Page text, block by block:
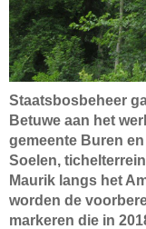
Staatsbosbeheer
Betuwe aan het
gemeente Buren
Soelen,
Maurik langs het
worden de
markeren die in